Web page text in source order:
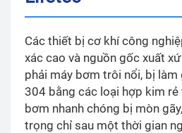
Các thiết bị cơ khí công
xác cao và nguồn gốc xuất
phải máy bơm trôi nổi, bị làm
304 bằng các loại hợp kim rẻ
bơm nhanh chóng bị mòn
trọng chỉ sau một thời gian